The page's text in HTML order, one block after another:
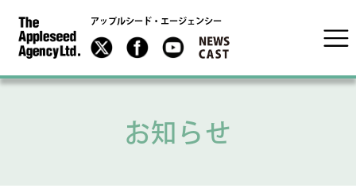
アップルシード・エージェンシー
お知らせ